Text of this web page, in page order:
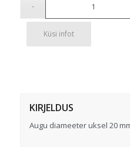
Küsi infot
KIRJELDUS
Augu diameeter uksel 20